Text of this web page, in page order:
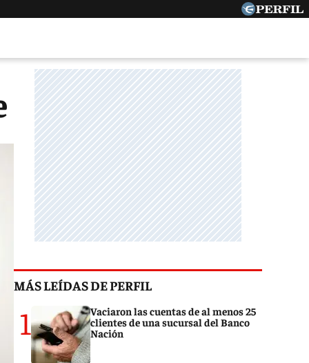
MÁS LEÍDAS DE PERFIL
1
Vaciaron las cuentas de al menos 25
clientes de una sucursal del Banco
Nación